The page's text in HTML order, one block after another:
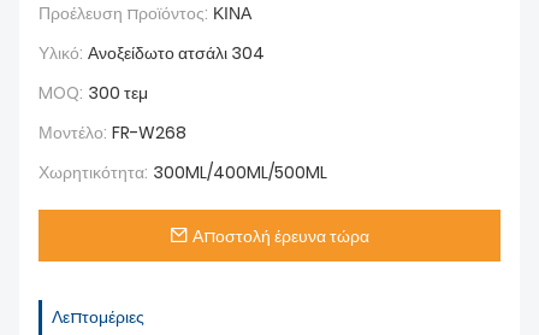
Προέλευση προϊόντος: ΚΙΝΑ
Υλικό: Ανοξείδωτο ατσάλι 304
MOQ: 300 τεμ
Μοντέλο: FR-W268
Χωρητικότητα: 300ML/400ML/500ML
Αποστολή έρευνα τώρα
Λεπτομέριες